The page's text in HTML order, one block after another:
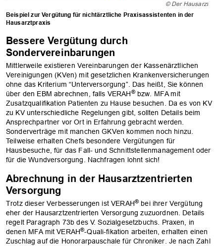
© Der Hausarzt
Beispiel zur Vergütung für nichtärztliche Praxisassistenten in der
Hausarztpraxis
Bessere Vergütung durch
Sondervereinbarungen
Mittlerweile existieren Vereinbarungen der Kassenärztlichen
Vereinigungen (KVen) mit gesetzlichen Krankenversicherungen
ohne das Kriterium “Unterversorgung”. Das heißt, Sie können
über den EBM abrechnen, falls VERAH®bzw. MFA mit
Zusatzqualifikation Patienten zu Hause besuchen. Da es von KV
zu KV unterschiedliche Regelungen gibt, sollten Details beim
Ansprechpartner vor Ort in Erfahrung gebracht werden.
Sonderverträge mit manchen GKVen kommen noch hinzu.
Teilweise erhalten Chefs besondere Vergütungen für
Hausbesuche, für das Fall- und Schnittstellenmanagement oder
für die Wundversorgung. Nachfragen lohnt sich!
Abrechnung in der Hausarztzentrierten
Versorgung
Trotz dieser Verbesserungen ist VERAH® bei ihrer Vergütung
eher der Hausarztzentrierten Versorgung zuzuordnen. Details
regelt Paragraph 73b des V. Sozialgesetzbuchs. Praxen, in
denen MFA mit VERAH®-Quali-fikation arbeiten, erhalten einen
Zuschlag auf die Honorarpauschale für Chroniker. Je nach Zahl